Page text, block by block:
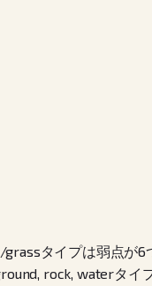
grassタイプは弱点が6
rock, waterタイ